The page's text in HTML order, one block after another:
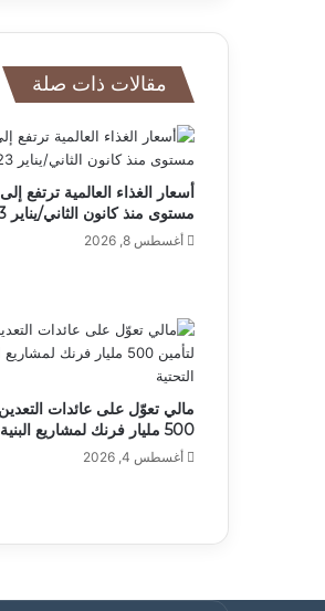
مقالات ذات صلة
أسعار الغذاء العالمية ترتفع
مستوى منذ كانون الثاني/يناير 2023
أغسطس 8, 2026
مالي تعوّل على عائدات
500 مليار فرنك لمشاريع البنية التحتية
أغسطس 4, 2026